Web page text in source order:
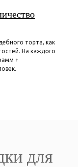
торта, как
На каждого
+
для